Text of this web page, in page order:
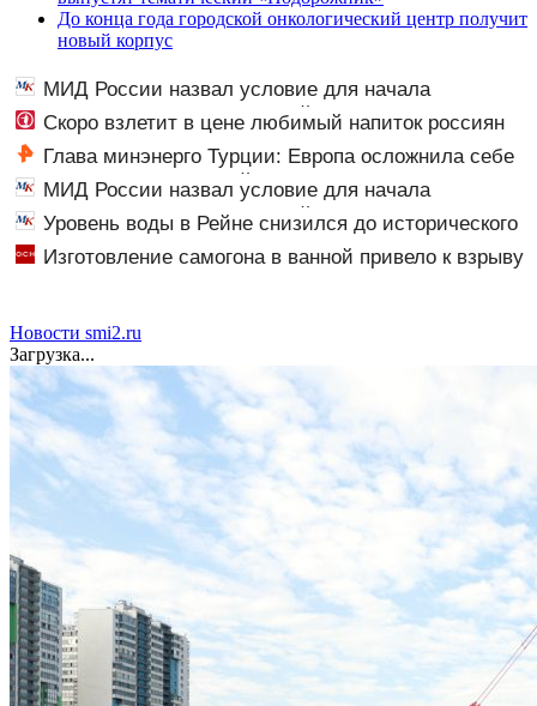
До конца года городской онкологический центр получит
новый корпус
МИД России назвал условие для начала
переговоров о мире с Украиной
Скоро взлетит в цене любимый напиток россиян
Глава минэнерго Турции: Европа осложнила себе
жизнь отказом от российского газа
МИД России назвал условие для начала
переговоров о мире с Украиной
Уровень воды в Рейне снизился до исторического
минимума
Изготовление самогона в ванной привело к взрыву
Новости smi2.ru
Загрузка...